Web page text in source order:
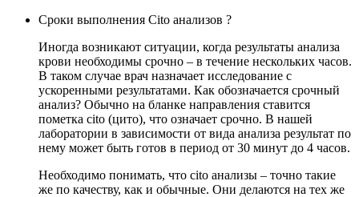
Сроки выполнения Cito анализов ?
Иногда возникают ситуации, когда результаты анализа
крови необходимы срочно – в течение нескольких часов.
В таком случае врач назначает исследование с
ускоренными результатами. Как обозначается срочный
анализ? Обычно на бланке направления ставится
пометка cito (цито), что означает срочно. В нашей
лаборатории в зависимости от вида анализа результат по
нему может быть готов в период от 30 минут до 4 часов.
Необходимо понимать, что cito анализы – точно такие
же по качеству, как и обычные. Они делаются на тех же